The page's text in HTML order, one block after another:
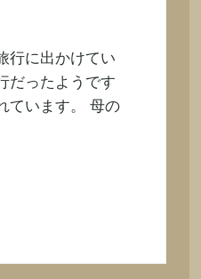
行に出かけてい
だったようです
ています。 母の